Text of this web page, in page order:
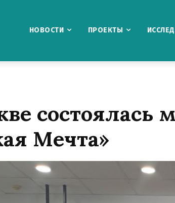
НОВОСТИ ПРОЕКТЫ
состоялась
Мечта»